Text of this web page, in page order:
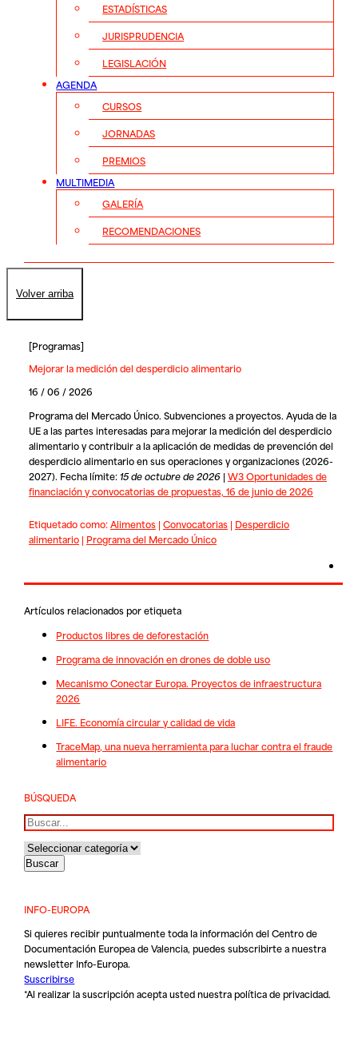
ESTADÍSTICAS
JURISPRUDENCIA
LEGISLACIÓN
AGENDA
CURSOS
JORNADAS
PREMIOS
MULTIMEDIA
GALERÍA
RECOMENDACIONES
Volver arriba
[Programas]
Mejorar la medición del desperdicio alimentario
16 / 06 / 2026
Programa del Mercado Único. Subvenciones a proyectos. Ayuda de la
UE a las partes interesadas para mejorar la medición del desperdicio
alimentario y contribuir a la aplicación de medidas de prevención del
desperdicio alimentario en sus operaciones y organizaciones (2026-
2027). Fecha límite:15 de octubre de 2026| W3 Oportunidades de
financiación y convocatorias de propuestas, 16 de junio de 2026
Etiquetado como:Alimentos| Convocatorias| Desperdicio
alimentario| Programa del Mercado Único
Artículos relacionados por etiqueta
Productos libres de deforestación
Programa de innovación en drones de doble uso
Mecanismo Conectar Europa. Proyectos de infraestructura
2026
LIFE. Economía circular y calidad de vida
TraceMap, una nueva herramienta para luchar contra el fraude
alimentario
BÚSQUEDA
Buscar
INFO-EUROPA
Si quieres recibir puntualmente toda la información del Centro de
Documentación Europea de Valencia, puedes subscribirte a nuestra
newsletter Info-Europa.
Suscribirse
*Al realizar la suscripción acepta usted nuestrapolítica de privacidad.